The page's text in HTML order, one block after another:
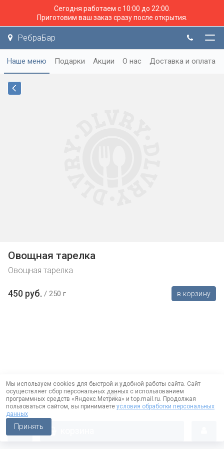
Сегодня работаем с 10:00 до 22:00.
Приготовим ваш заказ сразу после открытия.
РебраБар
Наше меню Подарки Акции О нас Доставка и оплата
Овощная тарелка
Овощная тарелка
450 руб. 250 г в корзину
Мы используем cookies для быстрой и удобной работы сайта. Сайт
осуществляет сбор персональных данных с использованием
программных средств «Яндекс.Метрика» и top.mail.ru. Продолжая
пользоваться сайтом, вы принимаете условия обработки персональных
данных
Принять